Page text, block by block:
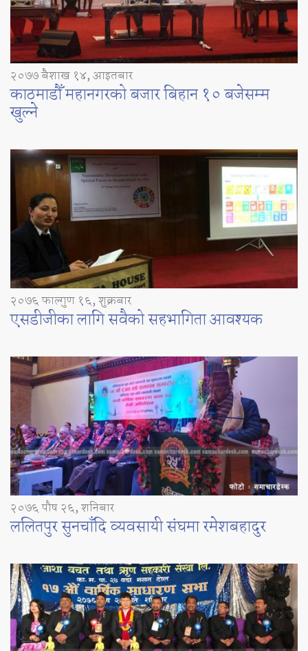
२०७७ बैशाख १४, आइतबार
काठमाडौँ महानगरको बजार बिहान १० बजेसम्म
खुल्ने
२०७६ फाल्गुण १६, शुक्रबार
एसडीजीका लागि सवैको सहभागिता आवश्यक
२०७६ पौष २६, शनिबार
ललितपुर सुनचाँदि व्यवसायी संघमा रमेशबहादुर